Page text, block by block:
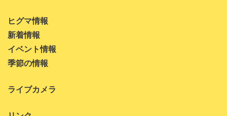
ヒグマ情報
新着情報
イベント情報
季節の情報
ライブカメラ